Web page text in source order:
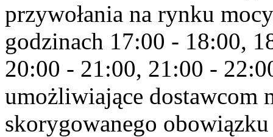
przywołania na rynku
godzinach 17:00 - 18:00,
20:00 - 21:00, 21:00 -
umożliwiające dostawcom
skorygowanego